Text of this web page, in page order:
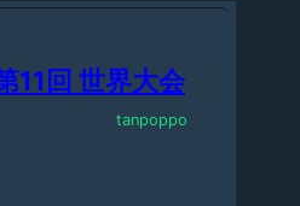
11回 世界大会
tanpoppo